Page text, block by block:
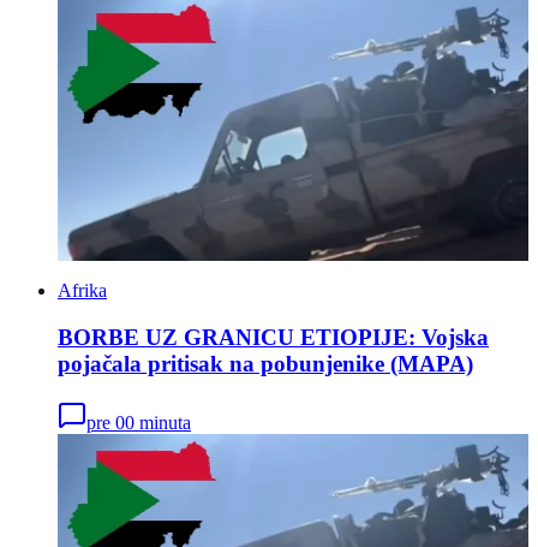
Afrika
BORBE UZ GRANICU ETIOPIJE: Vojska
pojačala pritisak na pobunjenike (MAPA)
pre 00 minuta